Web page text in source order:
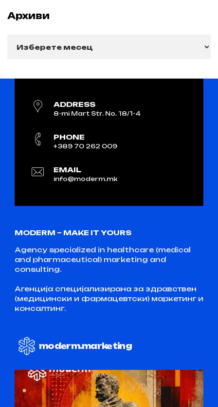
Архиви
ADDRESS
8-mi Mart Str. No. 18/1-4
PHONE
+389 70 262 009
EMAIL
info@moderm.mk
MODERM – MAKE IT YOURS
Agency specialized in healthcare (medical
and pharmaceutical) marketing and
consulting.
Агенција специјализирана за здравствен
(медицински и фармацевтски) маркетинг и
консалтинг.
moderm.marketing